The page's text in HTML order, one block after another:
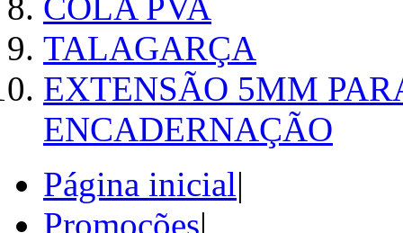
TALAGARÇA
EXTENSÃO 5MM
ENCADERNAÇÃO
Página inicial|
Promoções|